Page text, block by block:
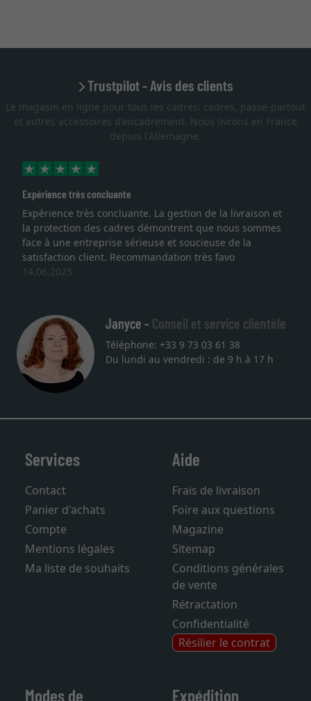
Trustpilot - Avis des clients
Le magasin en ligne pour tous les cadres: cadres, passe-partout
et autres accessoires d'encadrement. Nous livrons en France
depuis l'Allemagne.
Expérience très concluante
Expérience très concluante. La gestion de la livraison et
la protection des cadres démontrent que nous sommes
face à une entreprise sérieuse et soucieuse de la
satisfaction client. Recommandation très favo
14.06.2025
Janyce - Conseil et service clientèle
Téléphone: +33 9 73 03 61 38
Du lundi au vendredi : de 9 h à 17 h
Services
Contact
Panier d'achats
Compte
Mentions légales
Ma liste de souhaits
Aide
Frais de livraison
Foire aux questions
Magazine
Sitemap
Conditions générales
de vente
Rétractation
Confidentialité
Résilier le contrat
Modes de Expédition